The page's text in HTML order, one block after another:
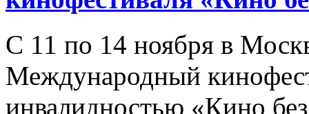
С 11 по 14 ноября в
Международный
инвалидностью «Кино